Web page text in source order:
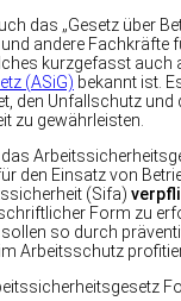
das „Gesetz über
andere Fachkräfte
kurzgefasst auch
(ASiG) bekannt ist.
den Unfallschutz und
zu gewährleisten.
den Einsatz von
(Sifa)
Form zu
so durch
Arbeitsschutz